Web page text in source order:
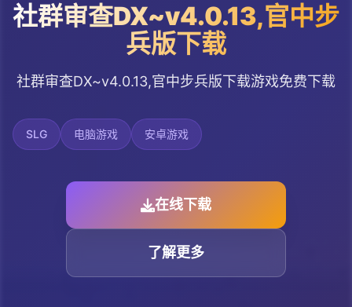
社群审查DX~v4.0.13,官中步
兵版下载
社群审查DX~v4.0.13,官中步兵版下载游戏免费下载
SLG 电脑游戏 安卓游戏
在线下载
了解更多